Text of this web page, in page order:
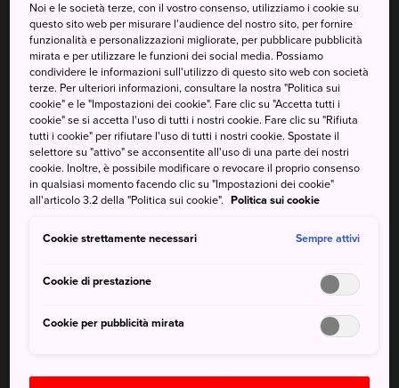
dell'umanità dell'UNESCO
Yunomine Onsen è un remoto villaggio montano
considerato una delle cittadine termali più antiche del
Giappone.
Nascosti sulle pendici dei Monti Kii nella Prefettura di
Wakayama
, gli ostelli e le locande del villaggio offrono
da sempre un luogo di riposo per coloro che percorrono
l'anticaVia di pellegrinaggio Kumano Kodo
. Immergersi
sollievo a mente e corpo.
Noi e le società terze, con il vostro consenso, utilizziamo i cookie su
questo sito web per misurare l'audience del nostro sito, per fornire
funzionalità e personalizzazioni migliorate, per pubblicare pubblicità
mirata e per utilizzare le funzioni dei social media. Possiamo
condividere le informazioni sull'utilizzo di questo sito web con società
terze. Per ulteriori informazioni, consultare la nostra "Politica sui
cookie" e le "Impostazioni dei cookie". Fare clic su "Accetta tutti i
cookie" se si accetta l'uso di tutti i nostri cookie. Fare clic su "Rifiuta
tutti i cookie" per rifiutare l'uso di tutti i nostri cookie. Spostate il
selettore su "attivo" se acconsentite all'uso di una parte dei nostri
cookie. Inoltre, è possibile modificare o revocare il proprio consenso
in qualsiasi momento facendo clic su "Impostazioni dei cookie"
all'articolo 3.2 della "Politica sui cookie". Politica sui cookie
Cookie strettamente necessari Sempre attivi
Cookie di prestazione
Cookie per pubblicità mirata